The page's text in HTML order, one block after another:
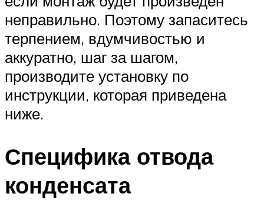
неправильно. Поэтому запаситесь
терпением, вдумчивостью и
аккуратно, шаг за шагом,
производите установку по
инструкции, которая приведена
ниже.
Специфика отвода
конденсата